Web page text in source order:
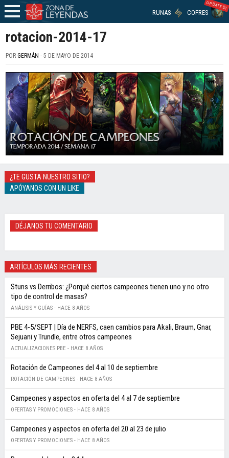
RUNAS COFRES
UPDATED!
rotacion-2014-17
PORGERMÁN - 5 DE MAYO DE 2014
¿TE GUSTA NUESTRO SITIO?
APÓYANOS CON UN LIKE
DÉJANOS TU COMENTARIO
ARTÍCULOS MÁS RECIENTES
Stuns vs Derribos: ¿Porqué ciertos campeones tienen uno y no otro
tipo de control de masas?
ANÁLISIS Y GUÍAS - HACE 8 AÑOS
PBE 4-5/SEPT | Día de NERFS, caen cambios para Akali, Braum, Gnar,
Sejuani y Trundle, entre otros campeones
ACTUALIZACIONES PBE - HACE 8 AÑOS
Rotación de Campeones del 4 al 10 de septiembre
ROTACIÓN DE CAMPEONES - HACE 8 AÑOS
Campeones y aspectos en oferta del 4 al 7 de septiembre
OFERTAS Y PROMOCIONES - HACE 8 AÑOS
Campeones y aspectos en oferta del 20 al 23 de julio
OFERTAS Y PROMOCIONES - HACE 8 AÑOS